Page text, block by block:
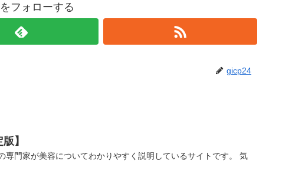
フォローする
gicp24
】
門家が美容についてわかりやすく説明しているサイトです。 気